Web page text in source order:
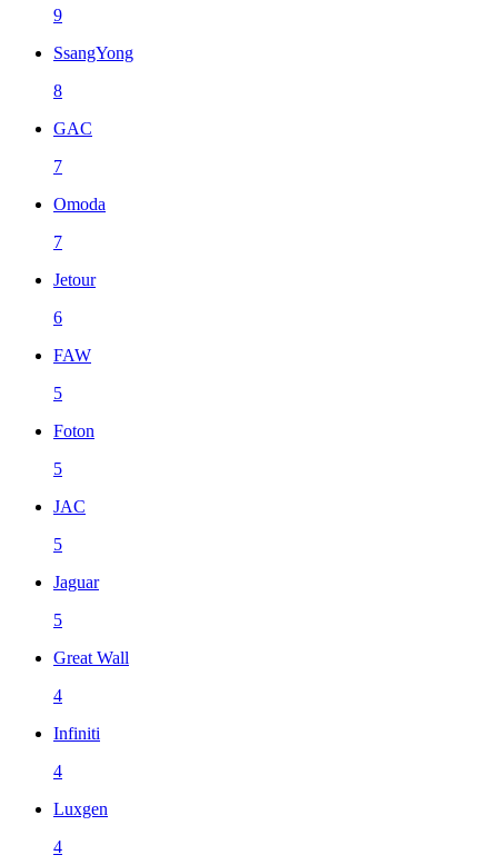
9
SsangYong
8
GAC
7
Omoda
7
Jetour
6
FAW
5
Foton
5
JAC
5
Jaguar
5
Great Wall
4
Infiniti
4
Luxgen
4